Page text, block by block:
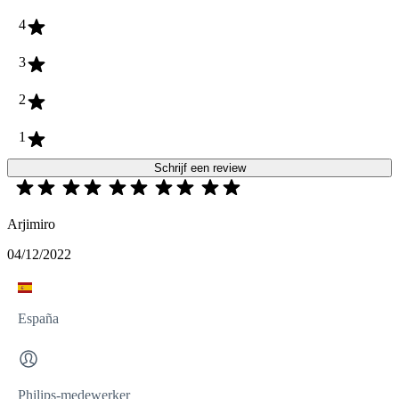
4
3
2
1
Schrijf een review
Arjimiro
04/12/2022
España
Philips-medewerker